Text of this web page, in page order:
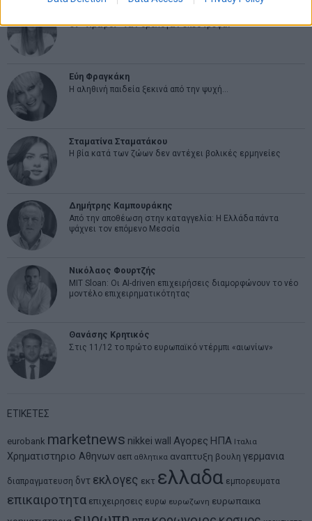
Οι «τιμωροί» των ομολόγων επέστρεψαν
Εύη Φραγκάκη
Η αληθινή παιδεία ξεκινά από την ψυχή…
Σταματίνα Σταματάκου
Η βία κατά των ζώων δεν αντέχει βολικές ερμηνείες
Δημήτρης Καμπουράκης
Από την αποθέωση στην καταγγελία: Η Ελλάδα πάντα
ψάχνει τον επόμενο Μεσσία
Νικόλαος Φουρτζής
MIT Sloan: Οι AI-driven επιχειρήσεις διαμορφώνουν το νέο
μοντέλο επιχειρηματικότητας
Θανάσης Κρητικός
Στις 11/12 το πρώτο ευρωπαϊκό ντέρμπι «αιωνίων»
ΕΤΙΚΕΤΕΣ
eurobank marketnews nikkei wall Αγορες ΗΠΑ Ιταλια
Χρηματιστηριο Αθηνων αεπ αθλητικα αναπτυξη βουλη γερμανια
διαπραγματευση δντ εκλογες εκτ ελλαδα εμπορευματα
επικαιροτητα επιχειρησεις ευρω ευρωζωνη ευρωπαικα